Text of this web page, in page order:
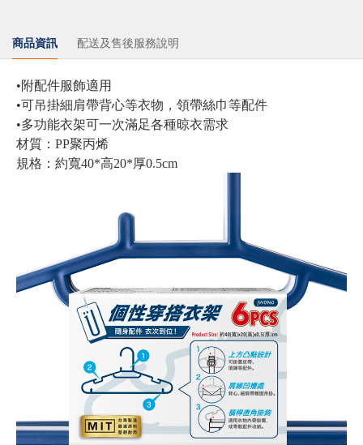
商品資訊 配送及售後服務說明
•附配件服飾適用
•可吊掛細肩帶背心等衣物，領帶絲巾等配件
•多功能衣架可一次滿足各種晾衣需求
材質：PP聚丙烯
規格：約寬40*高20*厚0.5cm